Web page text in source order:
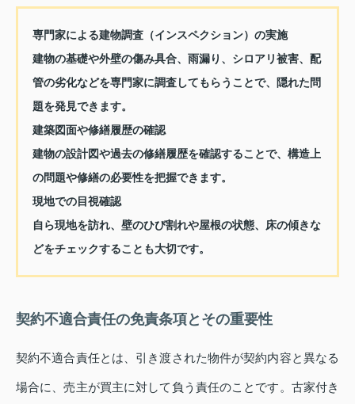
専門家による建物調査（インスペクション）の実施
建物の基礎や外壁の傷み具合、雨漏り、シロアリ被害、配
管の劣化などを専門家に調査してもらうことで、隠れた問
題を発見できます。
建築図面や修繕履歴の確認
建物の設計図や過去の修繕履歴を確認することで、構造上
の問題や修繕の必要性を把握できます。
現地での目視確認
自ら現地を訪れ、壁のひび割れや屋根の状態、床の傾きな
どをチェックすることも大切です。
契約不適合責任の免責条項とその重要性
契約不適合責任とは、引き渡された物件が契約内容と異なる
場合に、売主が買主に対して負う責任のことです。古家付き